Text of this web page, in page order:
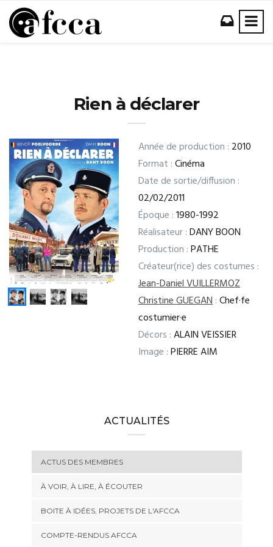
Rien à déclarer
Année de production : 2010
Format :Cinéma
Date de sortie/diffusion :
02/02/2011
Époque :1980-1992
Réalisateur :DANY BOON
Production :PATHE
Créateur(rice) des costumes :
Jean-Daniel VUILLERMOZ
Christine GUEGAN:Chef·fe
costumier·e
Décors :ALAIN VEISSIER
Image :PIERRE AIM
ACTUALITÉS
ACTUS DES MEMBRES
À VOIR, À LIRE, À ÉCOUTER
BOITE À IDÉES, PROJETS DE L'AFCCA
COMPTE-RENDUS AFCCA